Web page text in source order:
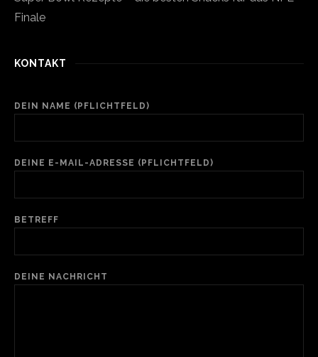
Finale
KONTAKT
DEIN NAME (PFLICHTFELD)
DEINE E-MAIL-ADRESSE (PFLICHTFELD)
BETREFF
DEINE NACHRICHT